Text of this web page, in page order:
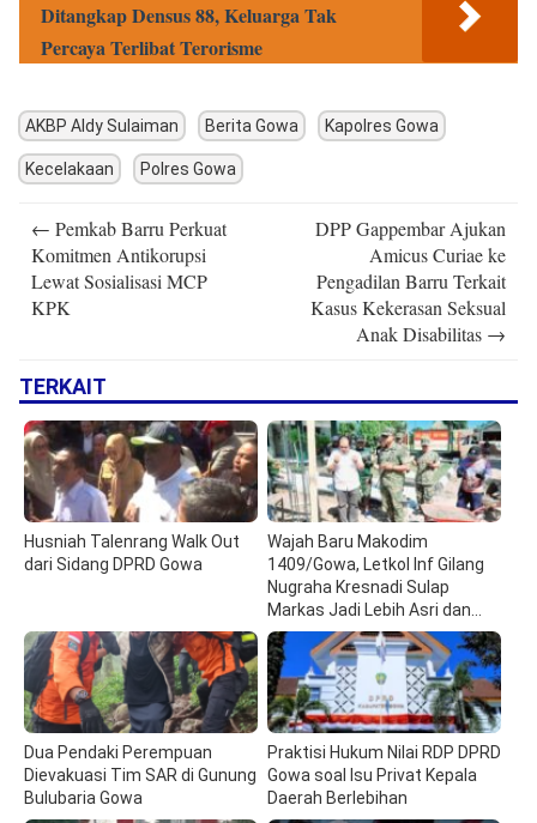
Ditangkap Densus 88, Keluarga Tak
Percaya Terlibat Terorisme
AKBP Aldy Sulaiman Berita Gowa Kapolres Gowa
Kecelakaan Polres Gowa
navigation
← Pemkab Barru Perkuat
Komitmen Antikorupsi
Lewat Sosialisasi MCP
KPK
DPP Gappembar Ajukan
Amicus Curiae ke
Pengadilan Barru Terkait
Kasus Kekerasan Seksual
Anak Disabilitas →
TERKAIT
Husniah Talenrang Walk Out
dari Sidang DPRD Gowa
Wajah Baru Makodim
1409/Gowa, Letkol Inf Gilang
Nugraha Kresnadi Sulap
Markas Jadi Lebih Asri dan
Modern
Dua Pendaki Perempuan
Dievakuasi Tim SAR di Gunung
Bulubaria Gowa
Praktisi Hukum Nilai RDP DPRD
Gowa soal Isu Privat Kepala
Daerah Berlebihan